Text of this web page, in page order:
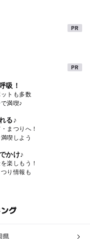
吸！
トも多数
満喫♪
る♪
まつりへ！
喫しよう
かけ♪
楽しもう！
り情報も
グ
県